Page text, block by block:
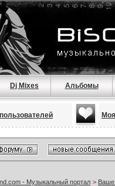
Dj Mixes Альбомы
- Музыкальный портал > Ваше